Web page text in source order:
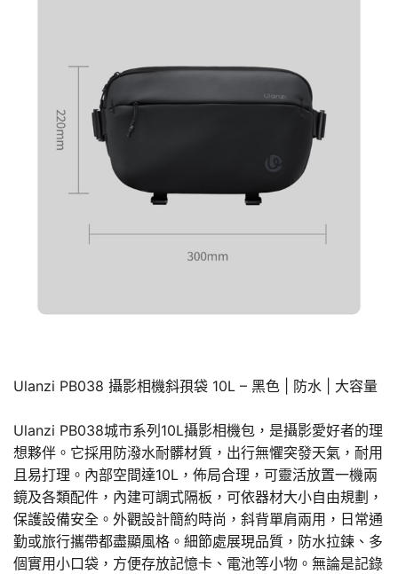
Ulanzi PB038 攝影相機斜孭袋 10L – 黑色 | 防水 | 大容量
Ulanzi PB038城市系列10L攝影相機包，是攝影愛好者的理
想夥伴。它採用防潑水耐髒材質，出行無懼突發天氣，耐用
且易打理。內部空間達10L，佈局合理，可靈活放置一機兩
鏡及各類配件，內建可調式隔板，可依器材大小自由規劃，
保護設備安全。外觀設計簡約時尚，斜背單肩兩用，日常通
勤或旅行攜帶都盡顯風格。細節處展現品質，防水拉鍊、多
個實用小口袋，方便存放記憶卡、電池等小物。無論是記錄